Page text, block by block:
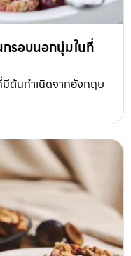
รอบนอกนุ่มในที่
ต้นกำเนิดจากอังกฤษ